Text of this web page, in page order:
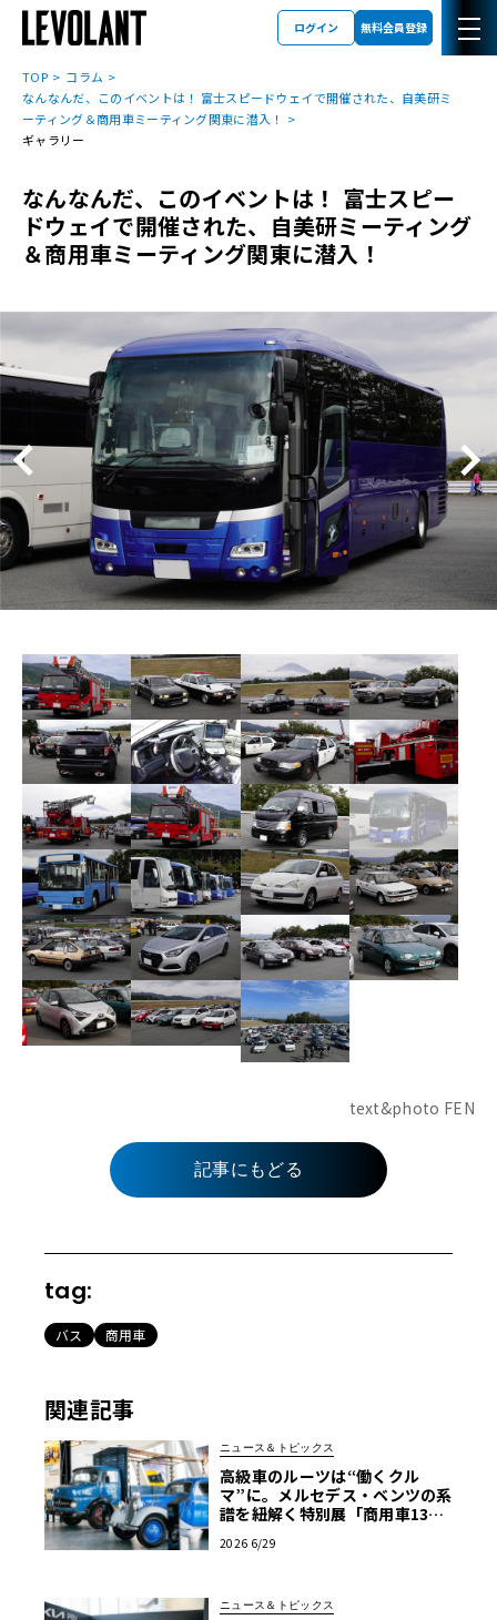
ログイン 無料会員登録
TOP
コラム
なんなんだ、このイベントは！ 富士スピードウェイで開催された、自美研ミ
ーティング＆商用車ミーティング関東に潜入！
ギャラリー
なんなんだ、このイベントは！ 富士スピー
ドウェイで開催された、自美研ミーティング
＆商用車ミーティング関東に潜入！
text&photo FEN
記事にもどる
tag:
バス 商用車
関連記事
ニュース＆トピックス
高級車のルーツは“働くクル
マ”に。メルセデス・ベンツの系
譜を紐解く特別展「商用車130
2026 6/29
ニュース＆トピックス